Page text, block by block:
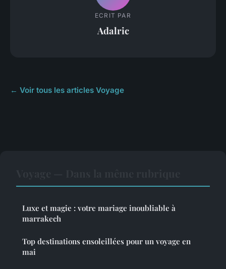
ECRIT PAR
Adalric
← Voir tous les articles Voyage
Luxe et magie : votre mariage inoubliable à
marrakech
Top destinations ensoleillées pour un voyage en
mai